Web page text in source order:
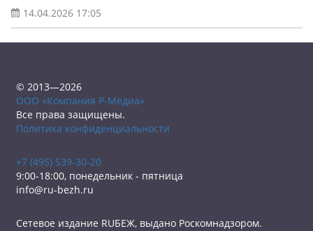
14.04.2026 17:05
© 2013—2026
ООО «Компания Р-Медиа»
Все права защищены.
Политика конфиденциальности
+7 (495) 539-30-20
9:00-18:00, понедельник - пятница
info@ru-bezh.ru
Сетевое издание RUБЕЖ, выдано Роскомнадзором.